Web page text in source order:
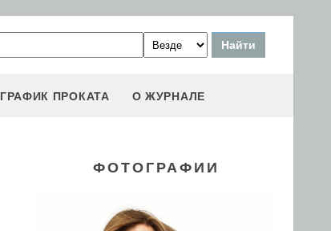
ГРАФИК ПРОКАТА О ЖУРНАЛЕ
ФОТОГРАФИИ